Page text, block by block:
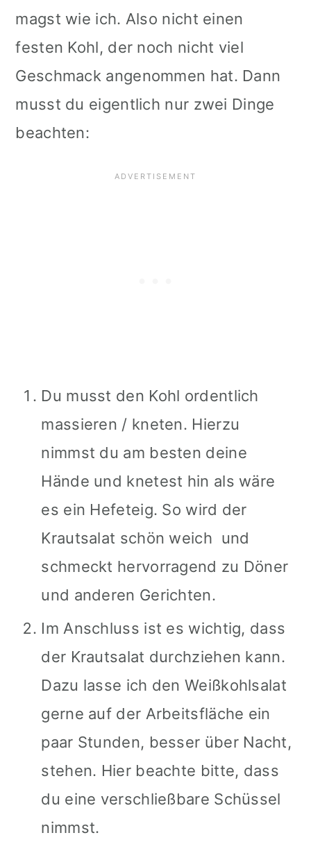
magst wie ich. Also nicht einen
festen Kohl, der noch nicht viel
Geschmack angenommen hat. Dann
musst du eigentlich nur zwei Dinge
beachten:
Du musst den Kohl ordentlich
massieren / kneten. Hierzu
nimmst du am besten deine
Hände und knetest hin als wäre
es ein Hefeteig. So wird der
Krautsalat schön weich und
schmeckt hervorragend zu Döner
und anderen Gerichten.
Im Anschluss ist es wichtig, dass
der Krautsalat durchziehen kann.
Dazu lasse ich den Weißkohlsalat
gerne auf der Arbeitsfläche ein
paar Stunden, besser über Nacht,
stehen. Hier beachte bitte, dass
du eine verschließbare Schüssel
nimmst.